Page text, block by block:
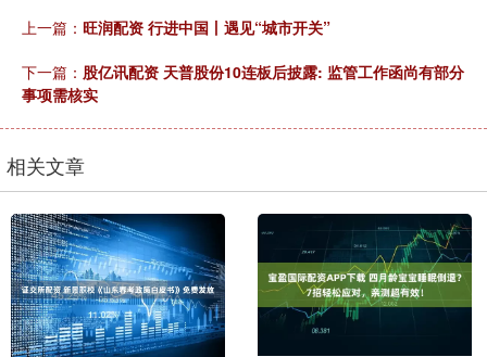
上一篇： 旺润配资 行进中国丨遇见“城市开关”
下一篇： 股亿讯配资 天普股份10连板后披露: 监管工作函尚有部分
事项需核实
相关文章